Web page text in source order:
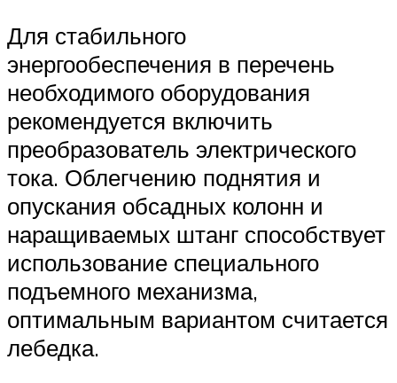
Для стабильного
энергообеспечения в перечень
необходимого оборудования
рекомендуется включить
преобразователь электрического
тока. Облегчению поднятия и
опускания обсадных колонн и
наращиваемых штанг способствует
использование специального
подъемного механизма,
оптимальным вариантом считается
лебедка.